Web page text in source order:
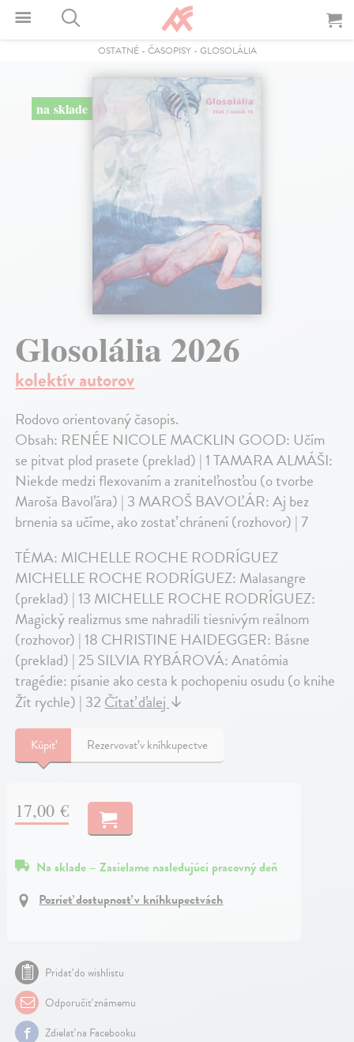
OSTATNÉ- ČASOPISY- GLOSOLÁLIA
na sklade
Glosolália 2026
kolektív autorov
Rodovo orientovaný časopis.
Obsah: RENÉE NICOLE MACKLIN GOOD: Učím
se pitvat plod prasete (preklad) | 1 TAMARA ALMÁŠI:
Niekde medzi flexovaním a zraniteľnosťou (o tvorbe
Maroša Bavoľára) | 3 MAROŠ BAVOĽÁR: Aj bez
brnenia sa učíme, ako zostať chránení (rozhovor) | 7
TÉMA: MICHELLE ROCHE RODRÍGUEZ
MICHELLE ROCHE RODRÍGUEZ: Malasangre
(preklad) | 13 MICHELLE ROCHE RODRÍGUEZ:
Magický realizmus sme nahradili tiesnivým reálnom
(rozhovor) | 18 CHRISTINE HAIDEGGER: Básne
(preklad) | 25 SILVIA RYBÁROVÁ: Anatómia
tragédie: písanie ako cesta k pochopeniu osudu (o knihe
Žít rychle) | 32Čítať ďalej↓
Kúpiť Rezervovať v kníhkupectve
17,00 €
Na sklade – Zasielame nasledujúci pracovný deň
Pozrieť dostupnosť v kníhkupectvách
Pridať do wishlistu
Odporučiť známemu
Zdielať na Facebooku